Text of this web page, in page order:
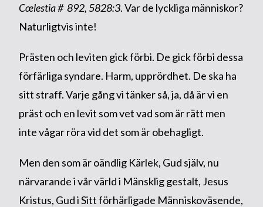
Cœlestia # 892, 5828:3. Var de lyckliga människor?
Naturligtvis inte!
Prästen och leviten gick förbi. De gick förbi dessa
förfärliga syndare. Harm, upprördhet. De ska ha
sitt straff. Varje gång vi tänker så, ja, då är vi en
präst och en levit som vet vad som är rätt men
inte vågar röra vid det som är obehagligt.
Men den som är oändlig Kärlek, Gud själv, nu
närvarande i vår värld i Mänsklig gestalt, Jesus
Kristus, Gud i Sitt förhärligade Människoväsende,